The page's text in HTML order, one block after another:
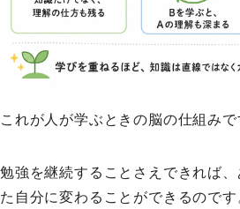
これが人が学ぶときの脳の仕組みで
勉強を継続することさえできれば
た自分に変わることができるのです